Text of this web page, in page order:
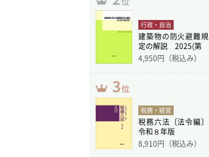
行政・自治
建築物の防火避難規
定の解説 2025(第
4,950円（税込み）
税務・経営
税務六法〔法令編〕
令和８年版
8,910円（税込み）